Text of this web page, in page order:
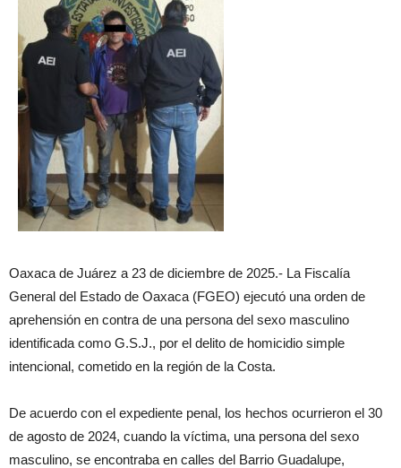
Oaxaca de Juárez a 23 de diciembre de 2025.- La Fiscalía
General del Estado de Oaxaca (FGEO) ejecutó una orden de
aprehensión en contra de una persona del sexo masculino
identificada como G.S.J., por el delito de homicidio simple
intencional, cometido en la región de la Costa.
De acuerdo con el expediente penal, los hechos ocurrieron el 30
de agosto de 2024, cuando la víctima, una persona del sexo
masculino, se encontraba en calles del Barrio Guadalupe,